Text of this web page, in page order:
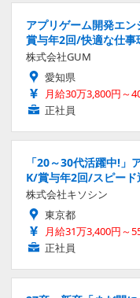
アプリゲーム開発エ
賞与年2回/快適な仕事
株式会社GUM
愛知県
月給30万3,800円～
正社員
「20～30代活躍中!
K/賞与年2回/スピード
株式会社キソシン
東京都
月給31万3,400円～
正社員